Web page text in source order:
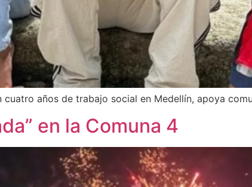
años de trabajo social en Medellín, apoya
en la Comuna 4